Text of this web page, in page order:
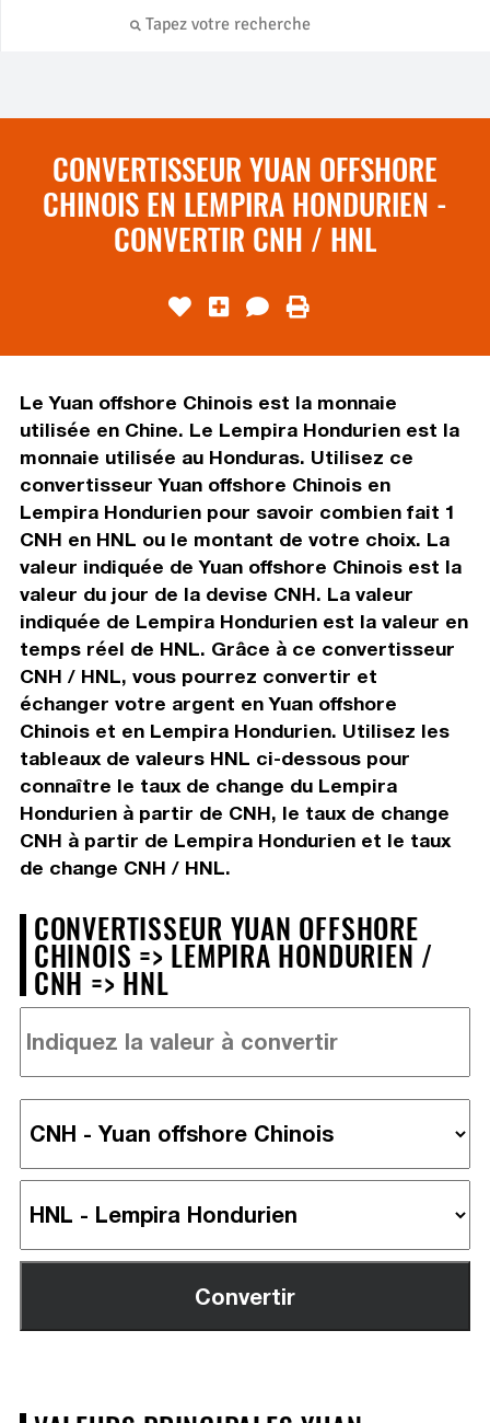
CONVERTISSEUR YUAN OFFSHORE
CHINOIS EN LEMPIRA HONDURIEN -
CONVERTIR CNH / HNL
Le Yuan offshore Chinois est la monnaie
utilisée en Chine. Le Lempira Hondurien est la
monnaie utilisée au Honduras. Utilisez ce
convertisseur Yuan offshore Chinois en
Lempira Hondurien pour savoir combien fait 1
CNH en HNL ou le montant de votre choix. La
valeur indiquée de Yuan offshore Chinois est la
valeur du jour de la devise CNH. La valeur
indiquée de Lempira Hondurien est la valeur en
temps réel de HNL. Grâce à ce convertisseur
CNH / HNL, vous pourrez convertir et
échanger votre argent en Yuan offshore
Chinois et en Lempira Hondurien. Utilisez les
tableaux de valeurs HNL ci-dessous pour
connaître le taux de change du Lempira
Hondurien à partir de CNH, le taux de change
CNH à partir de Lempira Hondurien et le taux
de change CNH / HNL.
CONVERTISSEUR YUAN OFFSHORE
CHINOIS => LEMPIRA HONDURIEN /
CNH => HNL